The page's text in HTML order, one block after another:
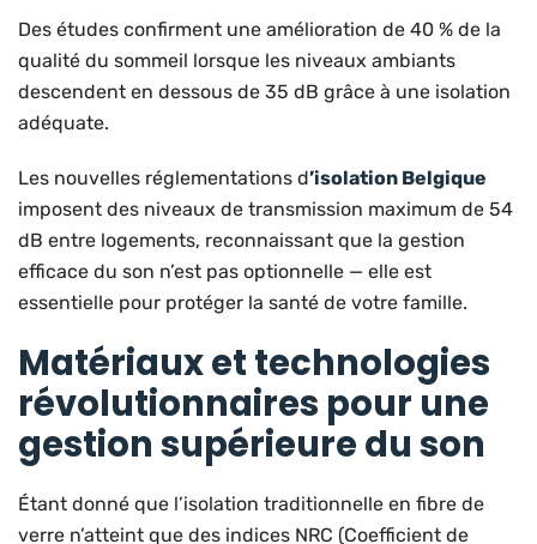
Des études confirment une amélioration de 40 % de la
qualité du sommeil lorsque les niveaux ambiants
descendent en dessous de 35 dB grâce à une isolation
adéquate.
Les nouvelles réglementations d’isolation Belgique
imposent des niveaux de transmission maximum de 54
dB entre logements, reconnaissant que la gestion
efficace du son n’est pas optionnelle — elle est
essentielle pour protéger la santé de votre famille.
Matériaux et technologies
révolutionnaires pour une
gestion supérieure du son
Étant donné que l’isolation traditionnelle en fibre de
verre n’atteint que des indices NRC (Coefficient de